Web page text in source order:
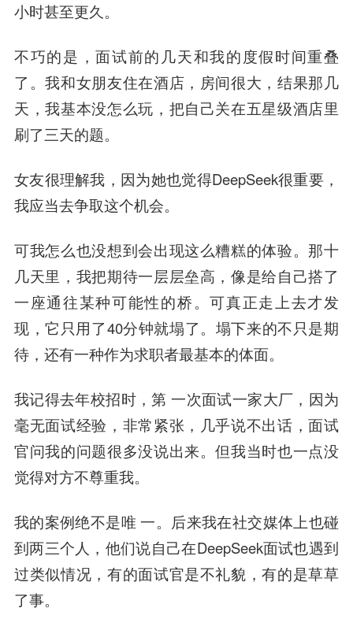
小时甚至更久。
不巧的是，面试前的几天和我的度假时间重叠
了。我和女朋友住在酒店，房间很大，结果那几
天，我基本没怎么玩，把自己关在五星级酒店里
刷了三天的题。
女友很理解我，因为她也觉得DeepSeek很重要，
我应当去争取这个机会。
可我怎么也没想到会出现这么糟糕的体验。那十
几天里，我把期待一层层垒高，像是给自己搭了
一座通往某种可能性的桥。可真正走上去才发
现，它只用了40分钟就塌了。塌下来的不只是期
待，还有一种作为求职者最基本的体面。
我记得去年校招时，第 一次面试一家大厂，因为
毫无面试经验，非常紧张，几乎说不出话，面试
官问我的问题很多没说出来。但我当时也一点没
觉得对方不尊重我。
我的案例绝不是唯 一。后来我在社交媒体上也碰
到两三个人，他们说自己在DeepSeek面试也遇到
过类似情况，有的面试官是不礼貌，有的是草草
了事。